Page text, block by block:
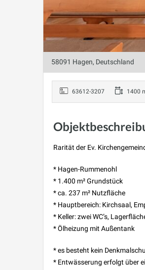
58091 Hagen, Deutschland
63612-3207 1400
Rarität der Ev.
* Hagen-Rummenohl
* 1.400 m² Grundstück
* ca. 237 m² Nutzfläche
* Hauptbereich: Kirchsaal,
* Keller: zwei WC’s,
* Ölheizung mit Außentank
* es besteht kein
* Entwässerung erfolgt über